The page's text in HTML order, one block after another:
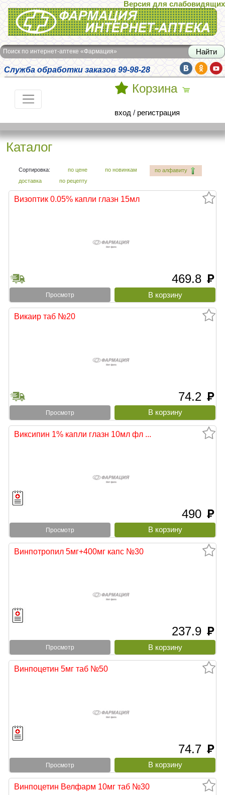
Интернет-аптека Фармация
Версия для слабовидящих
Поиск по интернет-аптеке «Фармация»
Служба обработки заказов 99-98-28
Корзина
вход / регистрация
Каталог
Сортировка: по цене по новинкам
по алфавиту
доставка
по рецепту
Визоптик 0.05% капли глазн 15мл
469.8 руб
Просмотр
Викаир таб №20
74.2 руб
Просмотр
Виксипин 1% капли глазн 10мл фл ...
490 руб
Просмотр
Винпотропил 5мг+400мг капс №30
237.9 руб
Просмотр
Винпоцетин 5мг таб №50
74.7 руб
Просмотр
Винпоцетин Велфарм 10мг таб №30